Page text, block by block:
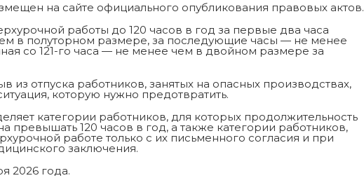
на сайте официального опубликования правовых актов.
работы до 120 часов в год за первые два часа
в полуторном размере, за последующие часы — не менее
со 121-го часа — не менее чем в двойном размере за
из отпуска работников, занятых на опасных производствах,
которую нужно предотвратить.
категории работников, для которых продолжительность
превышать 120 часов в год, а также категории работников,
работе только с их письменного согласия и при
заключения.
2026 года.